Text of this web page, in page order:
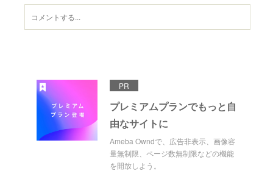
PR
プレミアムプランでもっと自
由なサイトに
Ameba Owndで、広告非表示、画像容
量無制限、ページ数無制限などの機能
を開放しよう。